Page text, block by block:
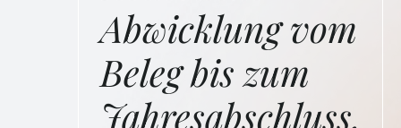
Abwicklung vom
Beleg bis zum
Jahresabschluss,